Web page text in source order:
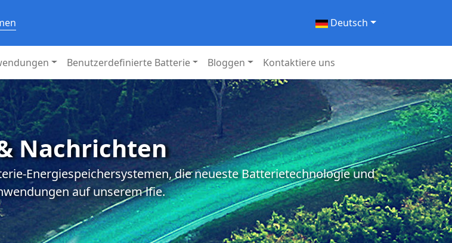
Deutsch
Benutzerdefinierte Batterie Bloggen Kontaktiere uns
Nachrichten
Energiespeichersystemen, die neueste Batterietechnologie und
auf unserem lfie.